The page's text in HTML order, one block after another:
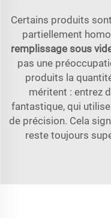
Certains produits
partiellement
remplissage sous
pas une
produits la
méritent : entrez
fantastique, qui
de précision. Cela
reste toujours